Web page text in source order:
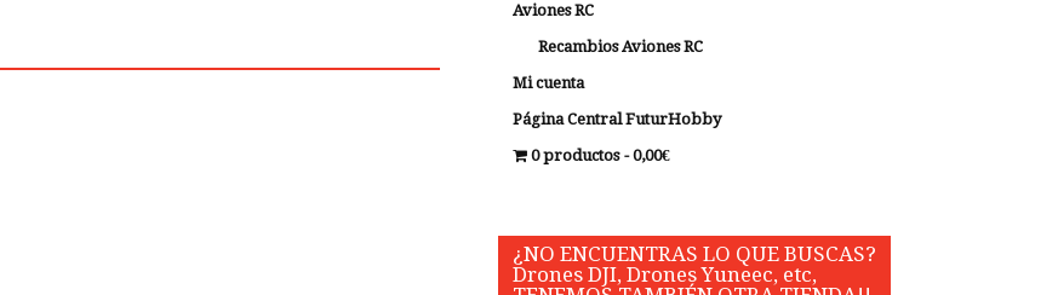
Aviones RC
Recambios Aviones RC
Mi cuenta
Página Central FuturHobby
0 productos
0,00€
¿NO ENCUENTRAS LO QUE BUSCAS?
Drones DJI, Drones Yuneec, etc,